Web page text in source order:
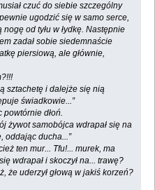
czuć do siebie szczególny
ugodzić się w samo serce,
od tyłu w łydkę. Następnie
zadał sobie siedemnaście
piersiową, ale głównie,
sztachetę i dalejże się nią
świadkowie...”
dłoń.
żywot samobójca wdrapał się na
oddając ducha...”
ten mur... Tfu!... murek, ma
wdrapał i skoczył na... trawę?
że uderzył głową w jakiś korzeń?